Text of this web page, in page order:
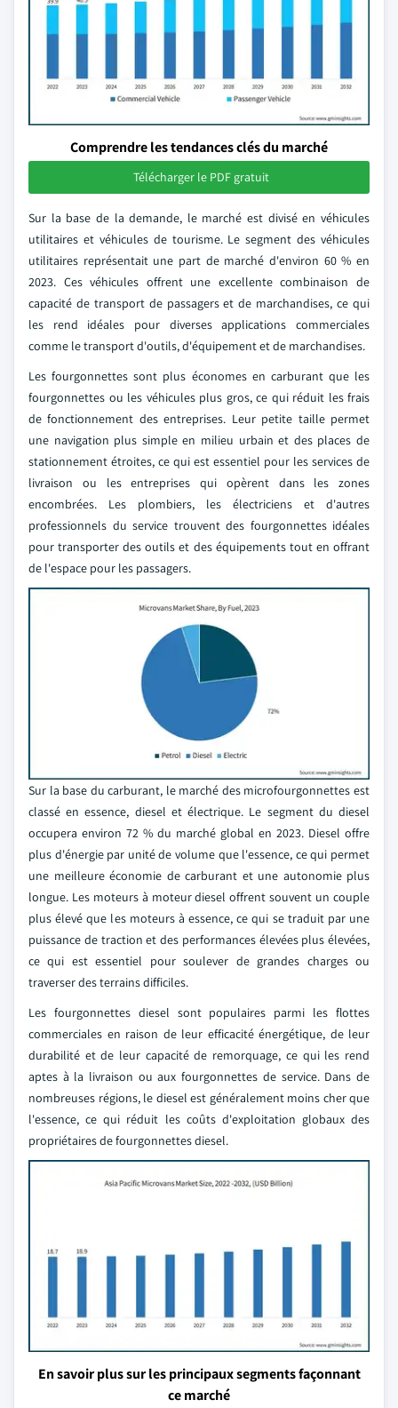
Comprendre les tendances clés du marché
Télécharger le PDF gratuit
Sur la base de la demande, le marché est divisé en véhicules
utilitaires et véhicules de tourisme. Le segment des véhicules
utilitaires représentait une part de marché d'environ 60 % en
2023. Ces véhicules offrent une excellente combinaison de
capacité de transport de passagers et de marchandises, ce qui
les rend idéales pour diverses applications commerciales
comme le transport d'outils, d'équipement et de marchandises.
Les fourgonnettes sont plus économes en carburant que les
fourgonnettes ou les véhicules plus gros, ce qui réduit les frais
de fonctionnement des entreprises. Leur petite taille permet
une navigation plus simple en milieu urbain et des places de
stationnement étroites, ce qui est essentiel pour les services de
livraison ou les entreprises qui opèrent dans les zones
encombrées. Les plombiers, les électriciens et d'autres
professionnels du service trouvent des fourgonnettes idéales
pour transporter des outils et des équipements tout en offrant
de l'espace pour les passagers.
Sur la base du carburant, le marché des microfourgonnettes est
classé en essence, diesel et électrique. Le segment du diesel
occupera environ 72 % du marché global en 2023. Diesel offre
plus d'énergie par unité de volume que l'essence, ce qui permet
une meilleure économie de carburant et une autonomie plus
longue. Les moteurs à moteur diesel offrent souvent un couple
plus élevé que les moteurs à essence, ce qui se traduit par une
puissance de traction et des performances élevées plus élevées,
ce qui est essentiel pour soulever de grandes charges ou
traverser des terrains difficiles.
Les fourgonnettes diesel sont populaires parmi les flottes
commerciales en raison de leur efficacité énergétique, de leur
durabilité et de leur capacité de remorquage, ce qui les rend
aptes à la livraison ou aux fourgonnettes de service. Dans de
nombreuses régions, le diesel est généralement moins cher que
l'essence, ce qui réduit les coûts d'exploitation globaux des
propriétaires de fourgonnettes diesel.
En savoir plus sur les principaux segments façonnant
ce marché